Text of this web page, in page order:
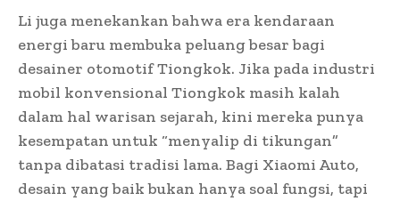
Li juga menekankan bahwa era kendaraan
energi baru membuka peluang besar bagi
desainer otomotif Tiongkok. Jika pada industri
mobil konvensional Tiongkok masih kalah
dalam hal warisan sejarah, kini mereka punya
kesempatan untuk “menyalip di tikungan”
tanpa dibatasi tradisi lama. Bagi Xiaomi Auto,
desain yang baik bukan hanya soal fungsi, tapi